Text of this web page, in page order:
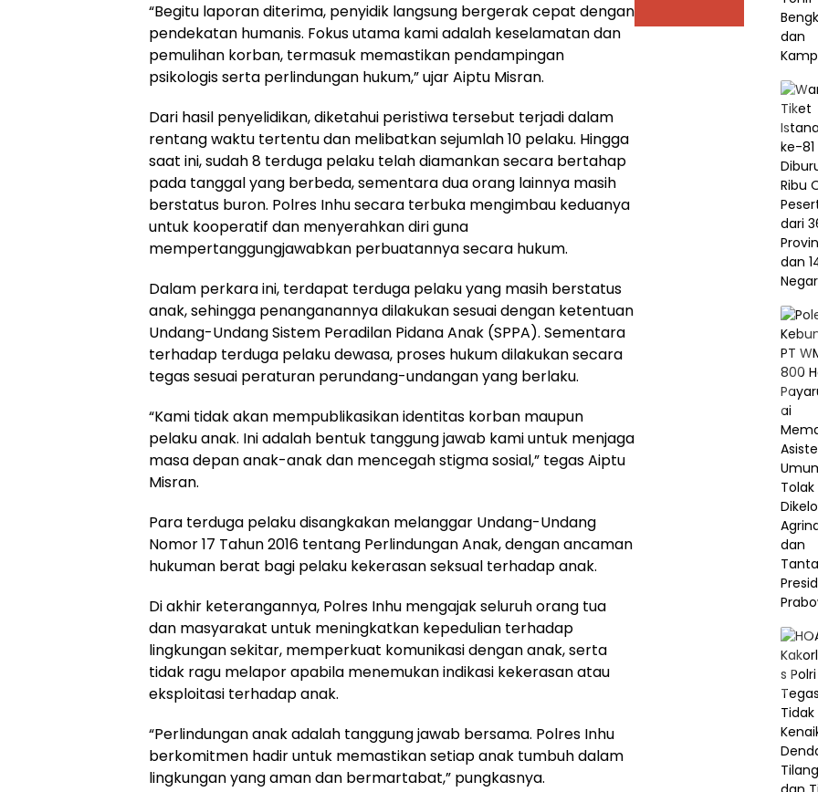
“Begitu laporan diterima, penyidik langsung bergerak cepat dengan
pendekatan humanis. Fokus utama kami adalah keselamatan dan
pemulihan korban, termasuk memastikan pendampingan
psikologis serta perlindungan hukum,” ujar Aiptu Misran.
Dari hasil penyelidikan, diketahui peristiwa tersebut terjadi dalam
rentang waktu tertentu dan melibatkan sejumlah 10 pelaku. Hingga
saat ini, sudah 8 terduga pelaku telah diamankan secara bertahap
pada tanggal yang berbeda, sementara dua orang lainnya masih
berstatus buron. Polres Inhu secara terbuka mengimbau keduanya
untuk kooperatif dan menyerahkan diri guna
mempertanggungjawabkan perbuatannya secara hukum.
Dalam perkara ini, terdapat terduga pelaku yang masih berstatus
anak, sehingga penanganannya dilakukan sesuai dengan ketentuan
Undang-Undang Sistem Peradilan Pidana Anak (SPPA). Sementara
terhadap terduga pelaku dewasa, proses hukum dilakukan secara
tegas sesuai peraturan perundang-undangan yang berlaku.
“Kami tidak akan mempublikasikan identitas korban maupun
pelaku anak. Ini adalah bentuk tanggung jawab kami untuk menjaga
masa depan anak-anak dan mencegah stigma sosial,” tegas Aiptu
Misran.
Para terduga pelaku disangkakan melanggar Undang-Undang
Nomor 17 Tahun 2016 tentang Perlindungan Anak, dengan ancaman
hukuman berat bagi pelaku kekerasan seksual terhadap anak.
Di akhir keterangannya, Polres Inhu mengajak seluruh orang tua
dan masyarakat untuk meningkatkan kepedulian terhadap
lingkungan sekitar, memperkuat komunikasi dengan anak, serta
tidak ragu melapor apabila menemukan indikasi kekerasan atau
eksploitasi terhadap anak.
“Perlindungan anak adalah tanggung jawab bersama. Polres Inhu
berkomitmen hadir untuk memastikan setiap anak tumbuh dalam
lingkungan yang aman dan bermartabat,” pungkasnya.